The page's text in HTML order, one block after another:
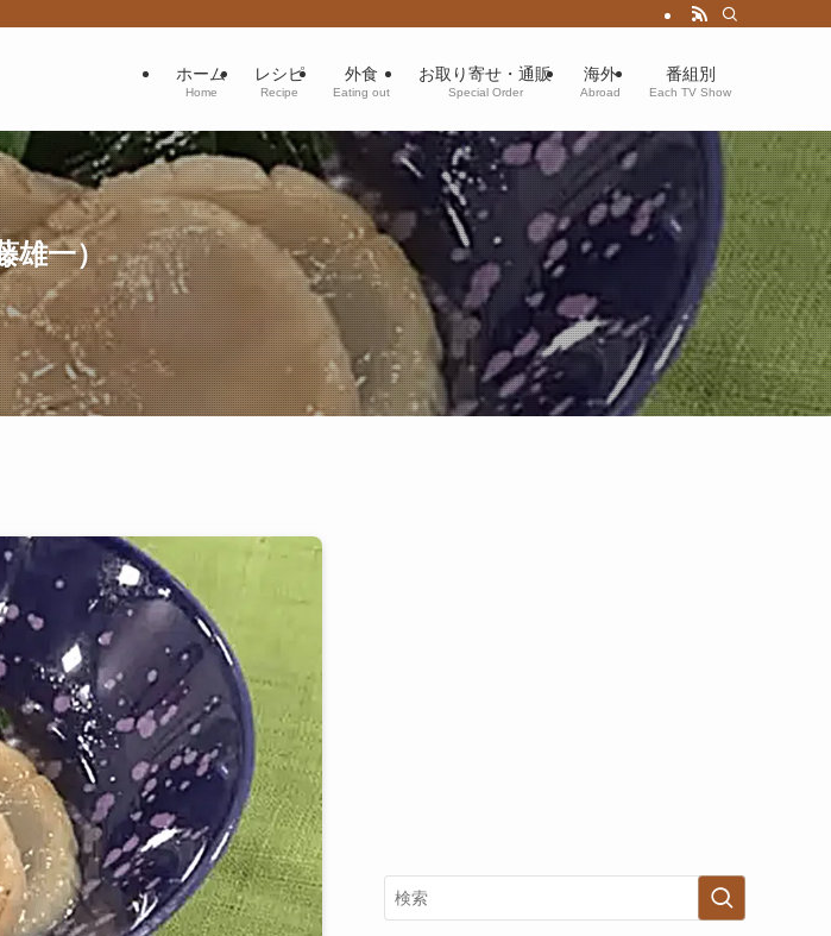
ホーム
Home
レシピ
Recipe
外食
Eating out
お取り寄せ・通販
Special Order
海外
Abroad
番組別
Each TV Show
雄一）